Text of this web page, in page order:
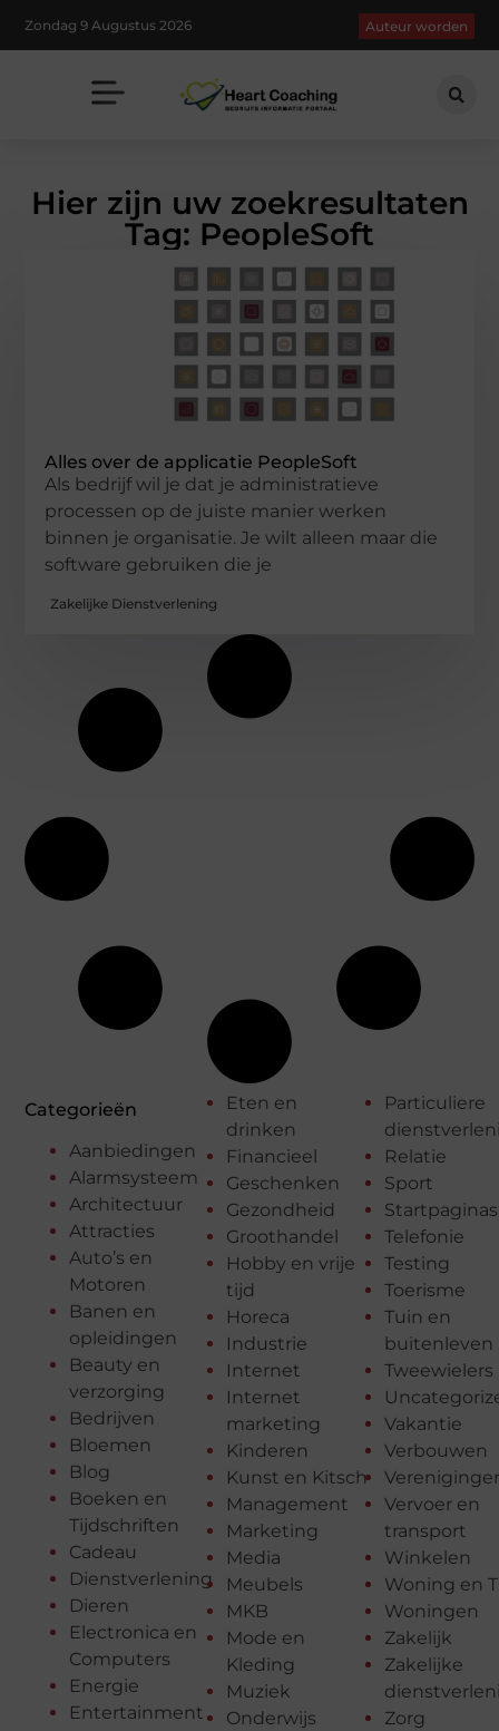
Zondag 9 Augustus 2026 Auteur worden
Hier zijn uw zoekresultaten
Tag: PeopleSoft
Alles over de applicatie PeopleSoft
Als bedrijf wil je dat je administratieve
processen op de juiste manier werken
binnen je organisatie. Je wilt alleen maar die
software gebruiken die je
Zakelijke Dienstverlening
Categorieën
Aanbiedingen
Alarmsysteem
Architectuur
Attracties
Auto’s en
Motoren
Banen en
opleidingen
Beauty en
verzorging
Bedrijven
Bloemen
Blog
Boeken en
Tijdschriften
Cadeau
Dienstverlening
Dieren
Electronica en
Computers
Energie
Entertainment
Eten en
drinken
Financieel
Geschenken
Gezondheid
Groothandel
Hobby en vrije
tijd
Horeca
Industrie
Internet
Internet
marketing
Kinderen
Kunst en Kitsch
Management
Marketing
Media
Meubels
MKB
Mode en
Kleding
Muziek
Onderwijs
Particuliere
Relatie
Sport
Startpaginas
Telefonie
Testing
Toerisme
Tuin en
buitenleven
Tweewielers
Vakantie
Verbouwen
Vervoer en
transport
Winkelen
Woning en
Woningen
Zakelijk
Zakelijke
Zorg